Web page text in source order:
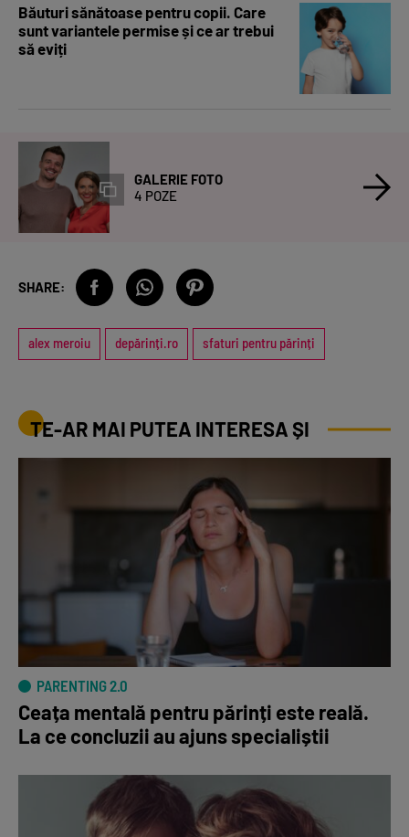
Băuturi sănătoase pentru copii. Care
sunt variantele permise și ce ar trebui
să eviți
GALERIE FOTO
4 POZE
SHARE:
alex meroiu depărinți.ro sfaturi pentru părinți
TE-AR MAI PUTEA INTERESA ȘI
PARENTING 2.0
Ceața mentală pentru părinți este reală.
La ce concluzii au ajuns specialiștii